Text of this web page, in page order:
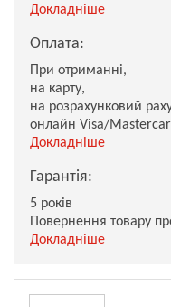
Докладніше
Оплата:
При отриманні,
на карту,
на розрахунковий
онлайн Visa/
Докладніше
Гарантія:
5 років
Повернення товару
Докладніше